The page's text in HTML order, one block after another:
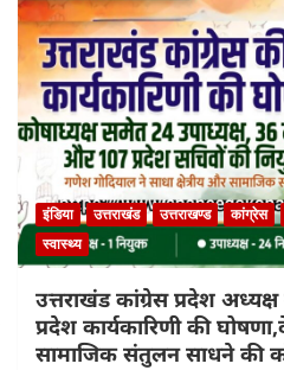
इंडिया उत्तराखंड उत्तराखण्ड कांग्रेस
स्वास्थ्य
उत्तराखंड कांग्रेस प्रदेश
प्रदेश कार्यकारिणी की
सामाजिक संतुलन साधने की